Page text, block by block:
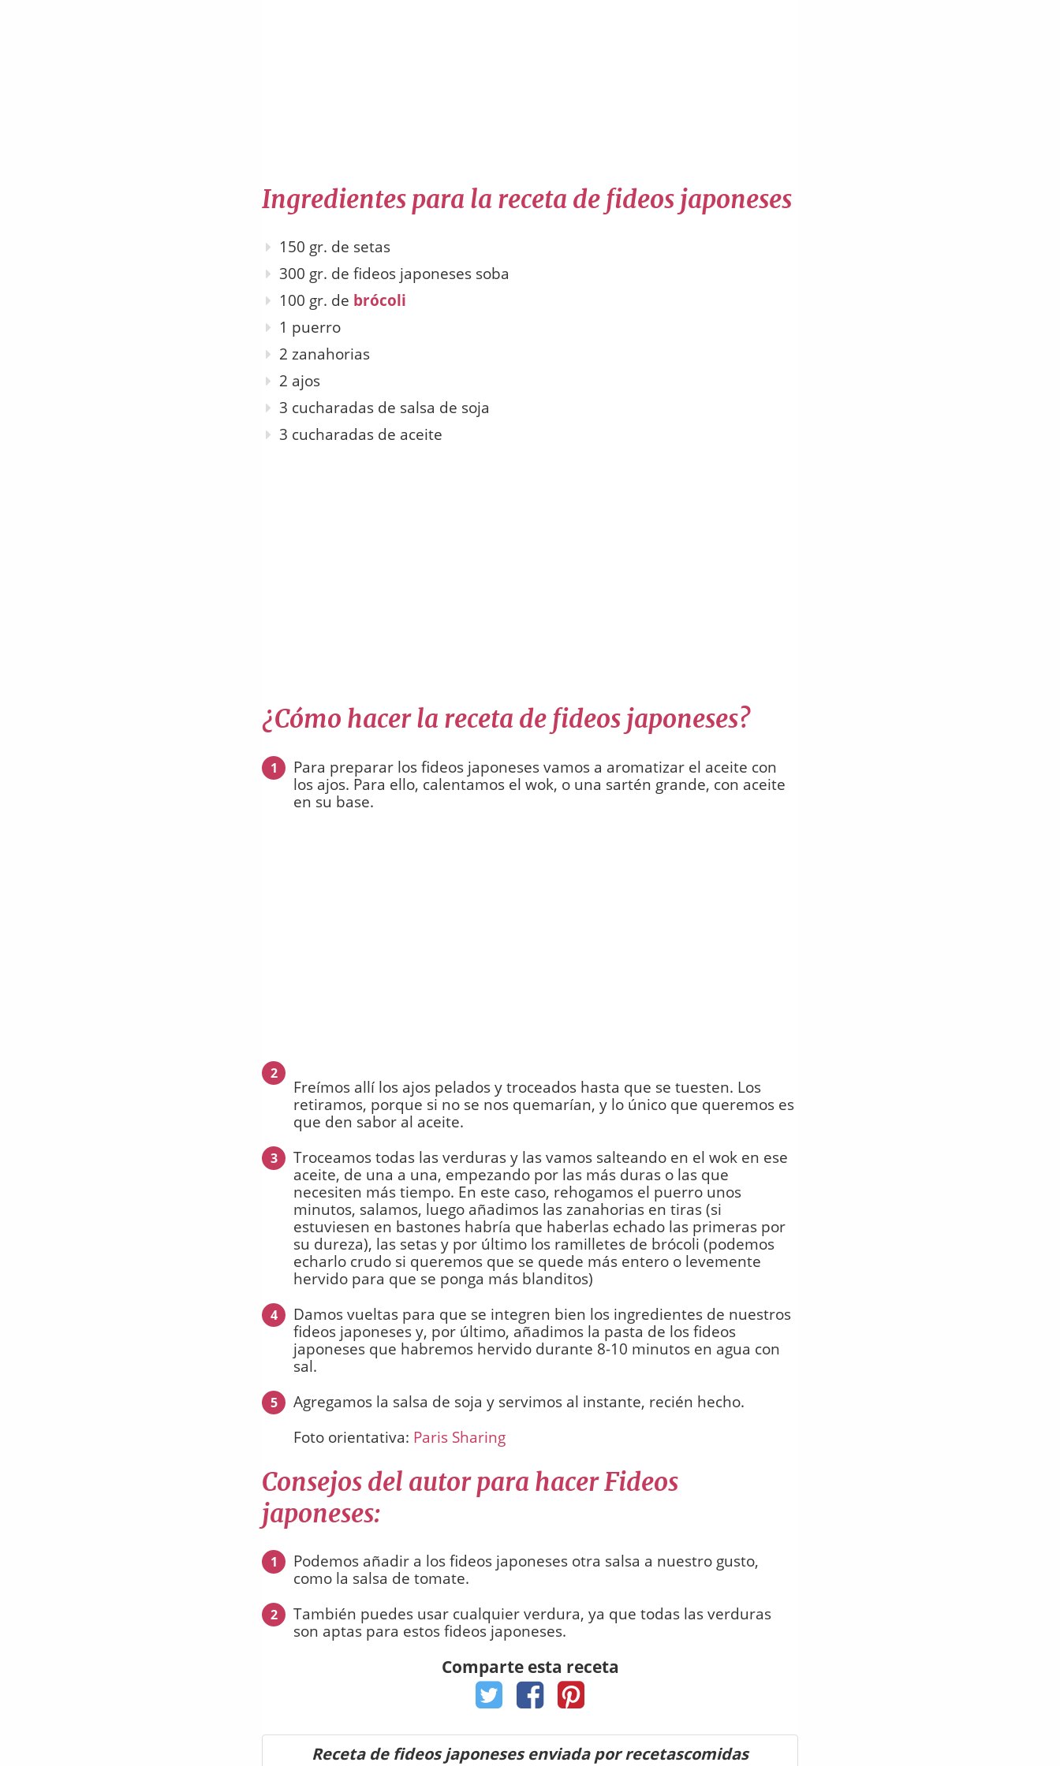
Ingredientes para la receta de fideos japoneses
150 gr. de setas
300 gr. de fideos japoneses soba
100 gr. de brócoli
1 puerro
2 zanahorias
2 ajos
3 cucharadas de salsa de soja
3 cucharadas de aceite
¿Cómo hacer la receta de fideos japoneses?
1
Para preparar los fideos japoneses vamos a aromatizar el aceite con
los ajos. Para ello, calentamos el wok, o una sartén grande, con aceite
en su base.
2
Freímos allí los ajos pelados y troceados hasta que se tuesten. Los
retiramos, porque si no se nos quemarían, y lo único que queremos es
que den sabor al aceite.
3
Troceamos todas las verduras y las vamos salteando en el wok en ese
aceite, de una a una, empezando por las más duras o las que
necesiten más tiempo. En este caso, rehogamos el puerro unos
minutos, salamos, luego añadimos las zanahorias en tiras (si
estuviesen en bastones habría que haberlas echado las primeras por
su dureza), las setas y por último los ramilletes de brócoli (podemos
echarlo crudo si queremos que se quede más entero o levemente
hervido para que se ponga más blanditos)
4
Damos vueltas para que se integren bien los ingredientes de nuestros
fideos japoneses y, por último, añadimos la pasta de los fideos
japoneses que habremos hervido durante 8-10 minutos en agua con
sal.
5
Agregamos la salsa de soja y servimos al instante, recién hecho.
Foto orientativa: Paris Sharing
Consejos del autor para hacer Fideos
japoneses:
1
Podemos añadir a los fideos japoneses otra salsa a nuestro gusto,
como la salsa de tomate.
2
También puedes usar cualquier verdura, ya que todas las verduras
son aptas para estos fideos japoneses.
Comparte esta receta
Receta de fideos japoneses enviada por recetascomidas